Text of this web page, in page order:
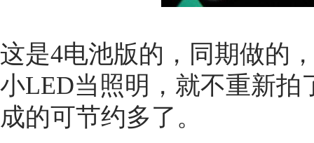
这是4电池版的，同期做的
小LED当照明，就不重新拍
成的可节约多了。